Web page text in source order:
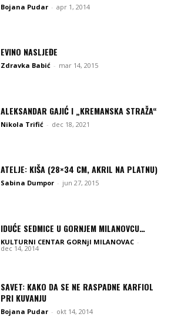
Bojana Pudar - apr 1, 2014
EVINO NASLJEĐE
Zdravka Babić - mar 14, 2015
ALEKSANDAR GAJIĆ I „KREMANSKA STRAŽA“
Nikola Trifić - dec 18, 2021
ATELJE: KIŠA (28×34 CM, AKRIL NA PLATNU)
Sabina Dumpor - jun 27, 2015
IDUĆE SEDMICE U GORNJEM MILANOVCU…
KULTURNI CENTAR GORNjI MILANOVAC -
dec 14, 2014
SAVET: KAKO DA SE NE RASPADNE KARFIOL
PRI KUVANJU
Bojana Pudar - okt 14, 2014